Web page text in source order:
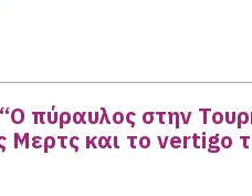
της έρευνας, η Wall
χρησιμοποιήθηκε από το
πρώην προέδρου της
αντιβαίνει στους
τη μη χρήση βίας. Η «Κ»
γι’ αυτή τη νέα μορφή
πύραυλος στην
Μερτς και το vertigo